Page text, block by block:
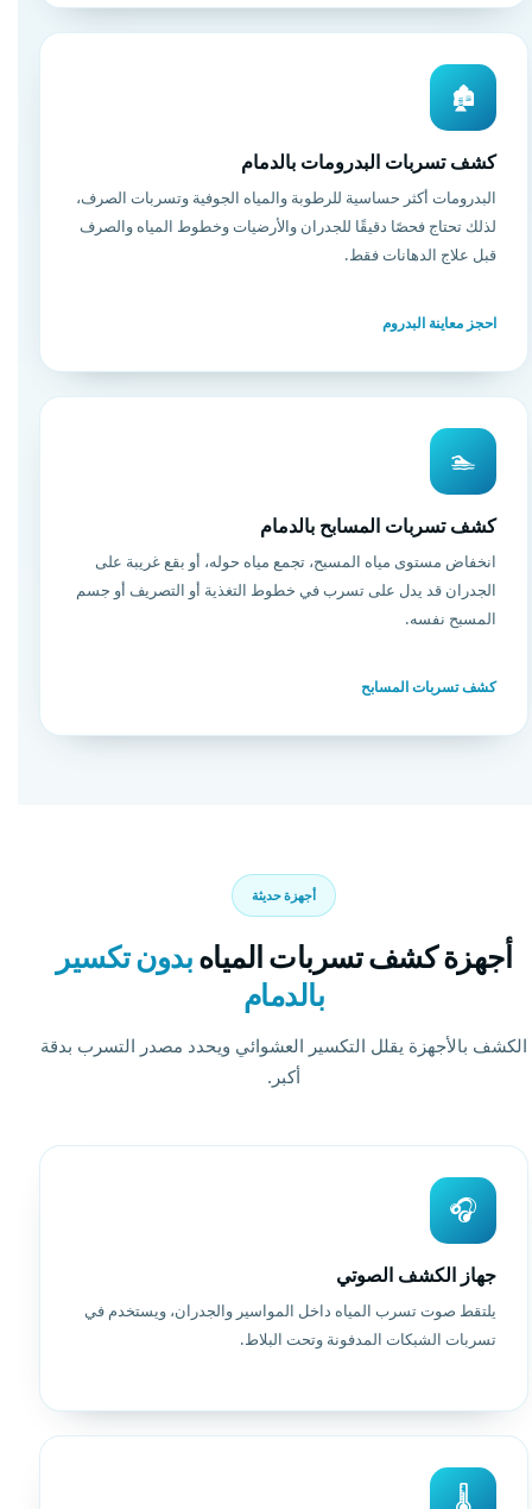
🏚️
كشف تسربات البدرومات بالدمام
البدرومات أكثر حساسية للرطوبة والمياه الجوفية وتسربات الصرف،
لذلك تحتاج فحصًا دقيقًا للجدران والأرضيات وخطوط المياه والصرف
قبل علاج الدهانات فقط.
احجز معاينة البدروم
🏊
كشف تسربات المسابح بالدمام
انخفاض مستوى مياه المسبح، تجمع مياه حوله، أو بقع غريبة على
الجدران قد يدل على تسرب في خطوط التغذية أو التصريف أو جسم
المسبح نفسه.
كشف تسربات المسابح
أجهزة حديثة
أجهزة كشف تسربات المياهبدون تكسير
بالدمام
الكشف بالأجهزة يقلل التكسير العشوائي ويحدد مصدر التسرب بدقة
أكبر.
🎧
جهاز الكشف الصوتي
يلتقط صوت تسرب المياه داخل المواسير والجدران، ويستخدم في
تسربات الشبكات المدفونة وتحت البلاط.
🌡️